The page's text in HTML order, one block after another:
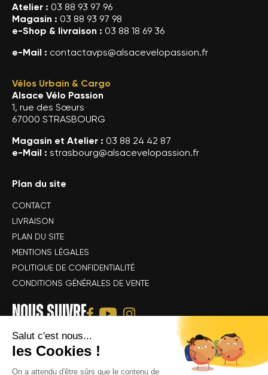
Atelier : 03 88 93 97 96
Magasin : 03 88 93 97 98
e-Shop & livraison : 03 88 18 69 36
e-Mail : contactavps@alsacevelopassion.fr
Vélos Urbain & Cargo
Alsace Vélo Passion
1, rue des Sœurs
67000 STRASBOURG
Magasin et Atelier : 03 88 24 42 87
e-Mail : strasbourg@alsacevelopassion.fr
Plan du site
CONTACT
LIVRAISON
PLAN DU SITE
MENTIONS LÉGALES
POLITIQUE DE CONFIDENTIALITÉ
CONDITIONS GÉNÉRALES DE VENTE
NOUS SUIVRE
Salut c'est nous...
les Cookies !
On a attendu d'être sûrs que le contenu de